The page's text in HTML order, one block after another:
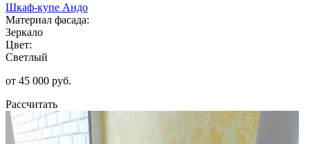
Шкаф-купе Андо
Материал фасада:
Зеркало
Цвет:
Светлый
от 45 000 руб.
Рассчитать